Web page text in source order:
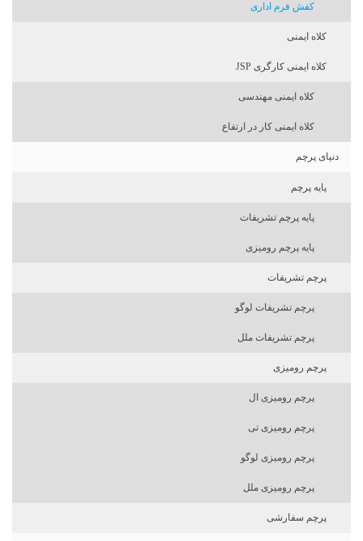
کفش فرم اداری
کلاه ایمنی
کلاه ایمنی کارگری JSP
کلاه ایمنی مهندسی
کلاه ایمنی کار در ارتفاع
دنیای پرچم
پایه پرچم
پایه پرچم تشریفات
پایه پرچم رومیزی
پرچم تشریفات
پرچم تشریفات لوگو
پرچم تشریفات ملل
پرچم رومیزی
پرچم رومیزی ال
پرچم رومیزی تی
پرچم رومیزی لوگو
پرچم رومیزی ملل
پرچم سفارشی